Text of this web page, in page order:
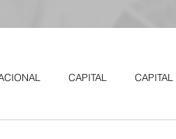
CAPITAL CAPITAL